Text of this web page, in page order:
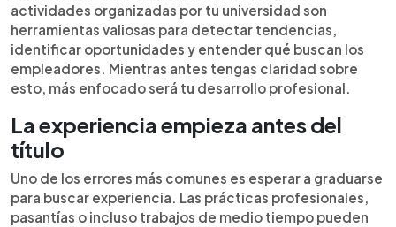
actividades organizadas por tu universidad son
herramientas valiosas para detectar tendencias,
identificar oportunidades y entender qué buscan los
empleadores. Mientras antes tengas claridad sobre
esto, más enfocado será tu desarrollo profesional.
La experiencia empieza antes del
título
Uno de los errores más comunes es esperar a graduarse
para buscar experiencia. Las prácticas profesionales,
pasantías o incluso trabajos de medio tiempo pueden